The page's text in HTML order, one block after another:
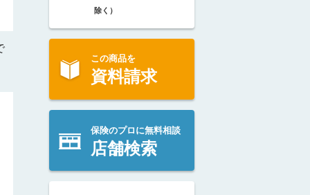
除く）
この商品を
資料請求
保険のプロに無料相談
店舗検索